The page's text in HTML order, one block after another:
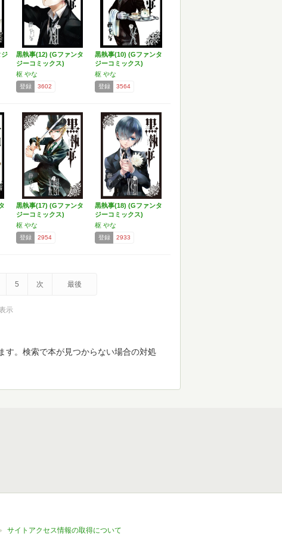
ジ
黒執事(12) (Gファンタ
ジーコミックス)
枢 やな
登録 3602
黒執事(10) (Gファンタ
ジーコミックス)
枢 やな
登録 3564
黒執事(17) (Gファンタ
ジーコミックス)
枢 やな
登録 2954
黒執事(18) (Gファンタ
ジーコミックス)
枢 やな
登録 2933
5 次 最後
示
す。検索で本が見つからない場合の対処
サイトアクセス情報の取得について